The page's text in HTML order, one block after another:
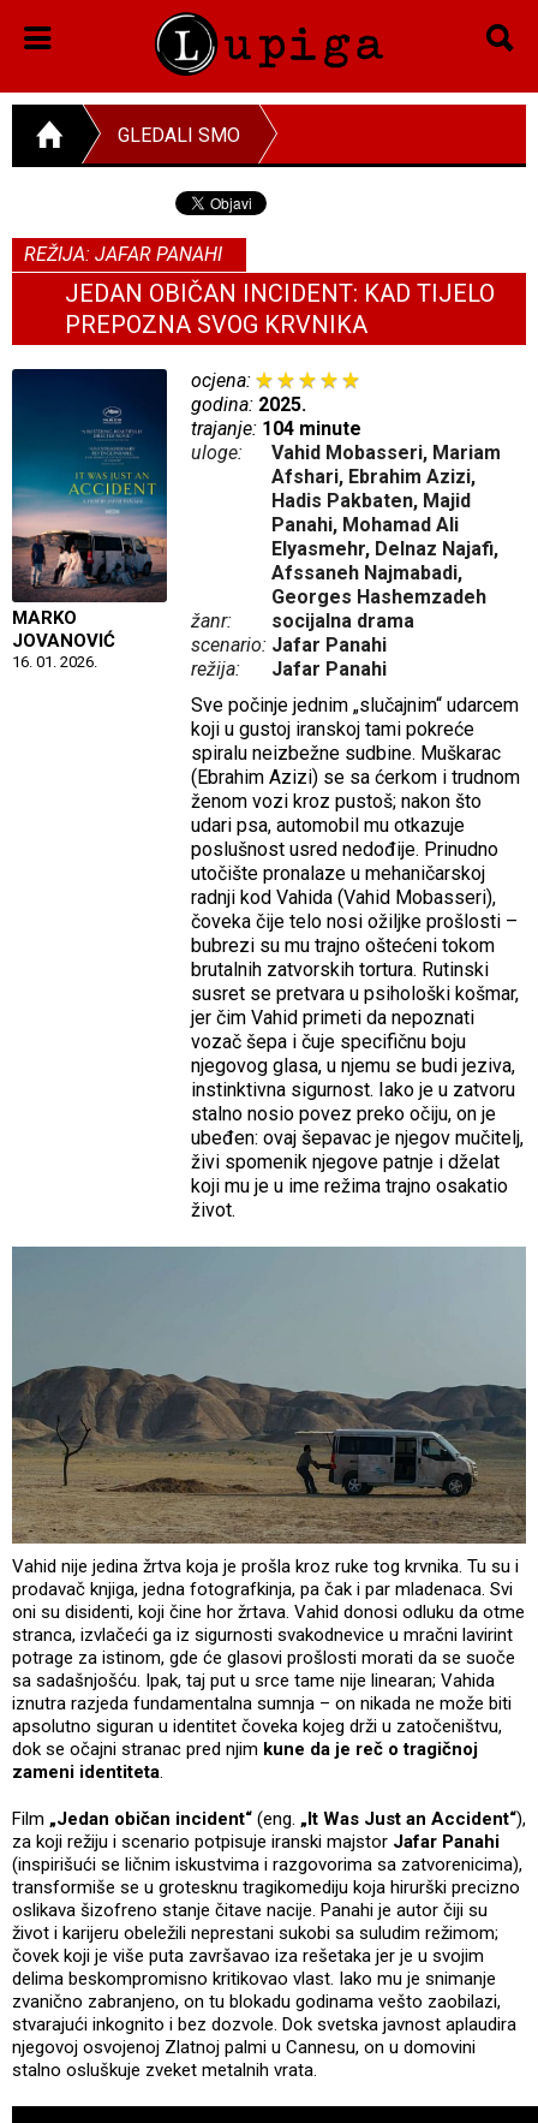
GLEDALI SMO
REŽIJA: JAFAR PANAHI
JEDAN OBIČAN INCIDENT: KAD TIJELO
PREPOZNA SVOG KRVNIKA
MARKO
JOVANOVIĆ
16. 01. 2026.
ocjena:
godina: 2025.
trajanje: 104 minute
uloge:
Vahid Mobasseri, Mariam
Afshari, Ebrahim Azizi,
Hadis Pakbaten, Majid
Panahi, Mohamad Ali
Elyasmehr, Delnaz Najafi,
Afssaneh Najmabadi,
Georges Hashemzadeh
žanr:
socijalna drama
scenario: Jafar Panahi
režija:
Jafar Panahi
Sve počinje jednim „slučajnim“ udarcem
koji u gustoj iranskoj tami pokreće
spiralu neizbežne sudbine. Muškarac
(Ebrahim Azizi) se sa ćerkom i trudnom
ženom vozi kroz pustoš; nakon što
udari psa, automobil mu otkazuje
poslušnost usred nedođije. Prinudno
utočište pronalaze u mehaničarskoj
radnji kod Vahida (Vahid Mobasseri),
čoveka čije telo nosi ožiljke prošlosti –
bubrezi su mu trajno oštećeni tokom
brutalnih zatvorskih tortura. Rutinski
susret se pretvara u psihološki košmar,
jer čim Vahid primeti da nepoznati
vozač šepa i čuje specifičnu boju
njegovog glasa, u njemu se budi jeziva,
instinktivna sigurnost. Iako je u zatvoru
stalno nosio povez preko očiju, on je
ubeđen: ovaj šepavac je njegov mučitelj,
živi spomenik njegove patnje i dželat
koji mu je u ime režima trajno osakatio
život.
Vahid nije jedina žrtva koja je prošla kroz ruke tog krvnika. Tu su i
prodavač knjiga, jedna fotografkinja, pa čak i par mladenaca. Svi
oni su disidenti, koji čine hor žrtava. Vahid donosi odluku da otme
stranca, izvlačeći ga iz sigurnosti svakodnevice u mračni lavirint
potrage za istinom, gde će glasovi prošlosti morati da se suoče
sa sadašnjošću. Ipak, taj put u srce tame nije linearan; Vahida
iznutra razjeda fundamentalna sumnja – on nikada ne može biti
apsolutno siguran u identitet čoveka kojeg drži u zatočeništvu,
dok se očajni stranac pred njim kune da je reč o tragičnoj
zameni identiteta.
Film „Jedan običan incident“ (eng. „It Was Just an Accident“),
za koji režiju i scenario potpisuje iranski majstor Jafar Panahi
(inspirišući se ličnim iskustvima i razgovorima sa zatvorenicima),
transformiše se u grotesknu tragikomediju koja hirurški precizno
oslikava šizofreno stanje čitave nacije. Panahi je autor čiji su
život i karijeru obeležili neprestani sukobi sa suludim režimom;
čovek koji je više puta završavao iza rešetaka jer je u svojim
delima beskompromisno kritikovao vlast. Iako mu je snimanje
zvanično zabranjeno, on tu blokadu godinama vešto zaobilazi,
stvarajući inkognito i bez dozvole. Dok svetska javnost aplaudira
njegovoj osvojenoj Zlatnoj palmi u Cannesu, on u domovini
stalno osluškuje zveket metalnih vrata.